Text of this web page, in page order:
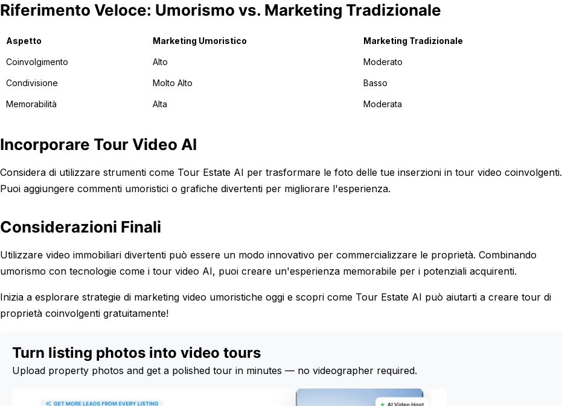
Riferimento Veloce: Umorismo vs. Marketing Tradizionale
Aspetto Marketing Umoristico Marketing Tradizionale
Coinvolgimento Alto Moderato
Condivisione Molto Alto Basso
Memorabilità Alta Moderata
Incorporare Tour Video AI
Considera di utilizzare strumenti come Tour Estate AI per trasformare le foto delle tue inserzioni in tour video coinvolgenti.
Puoi aggiungere commenti umoristici o grafiche divertenti per migliorare l'esperienza.
Considerazioni Finali
Utilizzare video immobiliari divertenti può essere un modo innovativo per commercializzare le proprietà. Combinando
umorismo con tecnologie come i tour video AI, puoi creare un'esperienza memorabile per i potenziali acquirenti.
Inizia a esplorare strategie di marketing video umoristiche oggi e scopri come Tour Estate AI può aiutarti a creare tour di
proprietà coinvolgenti gratuitamente!
Turn listing photos into video tours
Upload property photos and get a polished tour in minutes — no videographer required.